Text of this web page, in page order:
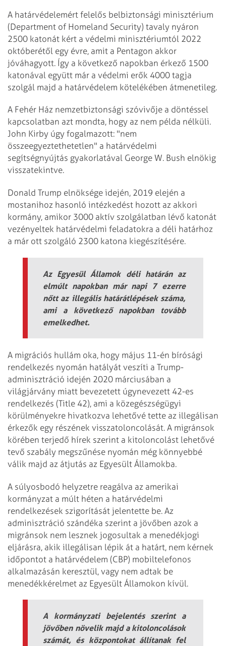
A határvédelemért felelős belbiztonsági minisztérium
(Department of Homeland Security) tavaly nyáron
2500 katonát kért a védelmi minisztériumtól 2022
októberétől egy évre, amit a Pentagon akkor
jóváhagyott. Így a következő napokban érkező 1500
katonával együtt már a védelmi erők 4000 tagja
szolgál majd a határvédelem kötelékében átmenetileg.
A Fehér Ház nemzetbiztonsági szóvivője a döntéssel
kapcsolatban azt mondta, hogy az nem példa nélküli.
John Kirby úgy fogalmazott: "nem
összeegyeztethetetlen" a határvédelmi
segítségnyújtás gyakorlatával George W. Bush elnökig
visszatekintve.
Donald Trump elnöksége idején, 2019 elején a
mostanihoz hasonló intézkedést hozott az akkori
kormány, amikor 3000 aktív szolgálatban lévő katonát
vezényeltek határvédelmi feladatokra a déli határhoz
a már ott szolgáló 2300 katona kiegészítésére.
Az Egyesül Államok déli határán az
elmúlt napokban már napi 7 ezerre
nőtt az illegális határátlépések száma,
ami a következő napokban tovább
emelkedhet.
A migrációs hullám oka, hogy május 11-én bírósági
rendelkezés nyomán hatályát veszíti a Trump-
adminisztráció idején 2020 márciusában a
világjárvány miatt bevezetett úgynevezett 42-es
rendelkezés (Title 42), ami a közegészségügyi
körülményekre hivatkozva lehetővé tette az illegálisan
érkezők egy részének visszatoloncolását. A migránsok
körében terjedő hírek szerint a kitoloncolást lehetővé
tevő szabály megszűnése nyomán még könnyebbé
válik majd az átjutás az Egyesült Államokba.
A súlyosbodó helyzetre reagálva az amerikai
kormányzat a múlt héten a határvédelmi
rendelkezések szigorítását jelentette be. Az
adminisztráció szándéka szerint a jövőben azok a
migránsok nem lesznek jogosultak a menedékjogi
eljárásra, akik illegálisan lépik át a határt, nem kérnek
időpontot a határvédelem (CBP) mobiltelefonos
alkalmazásán keresztül, vagy nem adtak be
menedékkérelmet az Egyesült Államokon kívül.
A kormányzati bejelentés szerint a
jövőben növelik majd a kitoloncolások
számát, és központokat állítanak fel